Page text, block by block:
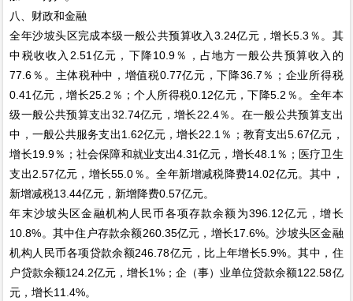
八、财政和金融
全年沙坡头区完成本级一般公共预算收入3.24亿元，增长5.3％。其
中税收收入2.51亿元，下降10.9％，占地方一般公共预算收入的
77.6％。主体税种中，增值税0.77亿元，下降36.7％；企业所得税
0.41亿元，增长25.2％；个人所得税0.12亿元，下降5.2％。全年本
级一般公共预算支出32.74亿元，增长22.4％。在一般公共预算支出
中，一般公共服务支出1.62亿元，增长22.1％；教育支出5.67亿元，
增长19.9％；社会保障和就业支出4.31亿元，增长48.1％；医疗卫生
支出2.57亿元，增长55.0％。全年新增减税降费14.02亿元。其中，
新增减税13.44亿元，新增降费0.57亿元。
年末沙坡头区金融机构人民币各项存款余额为396.12亿元，增长
10.8%。其中住户存款余额260.35亿元，增长17.6%。沙坡头区金融
机构人民币各项贷款余额246.78亿元，比上年增长5.9%。其中，住
户贷款余额124.2亿元，增长1%；企（事）业单位贷款余额122.58亿
元，增长11.4%。